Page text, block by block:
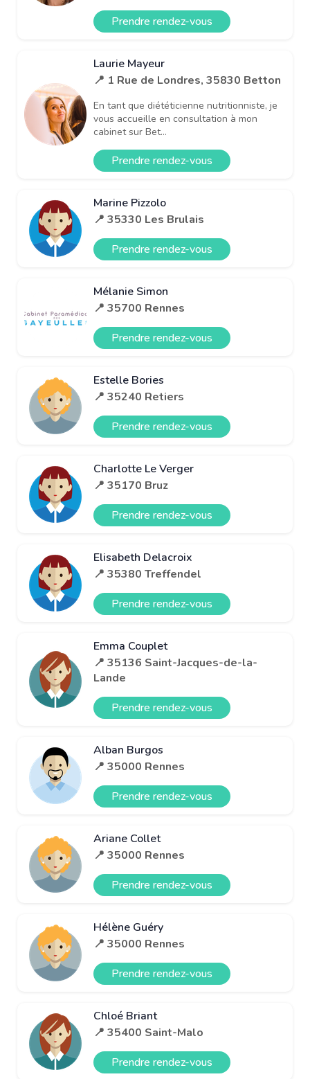
Prendre rendez-vous
Laurie Mayeur
📍 1 Rue de Londres, 35830 Betton
En tant que diététicienne nutritionniste, je
vous accueille en consultation à mon
cabinet sur Bet...
Prendre rendez-vous
Marine Pizzolo
📍 35330 Les Brulais
Prendre rendez-vous
Mélanie Simon
📍 35700 Rennes
Prendre rendez-vous
Estelle Bories
📍 35240 Retiers
Prendre rendez-vous
Charlotte Le Verger
📍 35170 Bruz
Prendre rendez-vous
Elisabeth Delacroix
📍 35380 Treffendel
Prendre rendez-vous
Emma Couplet
📍 35136 Saint-Jacques-de-la-
Lande
Prendre rendez-vous
Alban Burgos
📍 35000 Rennes
Prendre rendez-vous
Ariane Collet
📍 35000 Rennes
Prendre rendez-vous
Hélène Guéry
📍 35000 Rennes
Prendre rendez-vous
Chloé Briant
📍 35400 Saint-Malo
Prendre rendez-vous